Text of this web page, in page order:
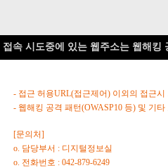
접속 시도중에 있는 웹주소는 웹해킹
- 접근 허용URL(접근제어) 이외의 접근시
- 웹해킹 공격 패턴(OWASP10 등) 및 기
[문의처]
o. 담당부서 : 디지털정보실
o. 전화번호 : 042-879-6249